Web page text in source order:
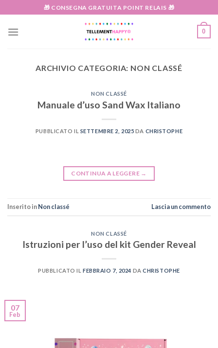
ai
contenuti
🎁 CONSEGNA GRATUITA POINT RELAIS 🎁
0
ARCHIVIO CATEGORIA: NON CLASSÉ
NON CLASSÉ
Manuale d’uso Sand Wax Italiano
PUBBLICATO IL SETTEMBRE 2, 2025 DA CHRISTOPHE
CONTINUA A LEGGERE →
Inserito inNon classé Lascia un commento
NON CLASSÉ
Istruzioni per l’uso del kit Gender Reveal
PUBBLICATO IL FEBBRAIO 7, 2024 DACHRISTOPHE
07
Feb